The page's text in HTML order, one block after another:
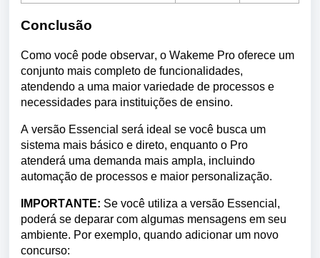
Conclusão
Como você pode observar, o Wakeme Pro oferece um
conjunto mais completo de funcionalidades,
atendendo a uma maior variedade de processos e
necessidades para instituições de ensino.
A versão Essencial será ideal se você busca um
sistema mais básico e direto, enquanto o Pro
atenderá uma demanda mais ampla, incluindo
automação de processos e maior personalização.
IMPORTANTE: Se você utiliza a versão Essencial,
poderá se deparar com algumas mensagens em seu
ambiente. Por exemplo, quando adicionar um novo
concurso: